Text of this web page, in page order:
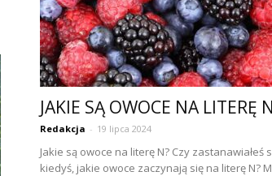
JAKIE SĄ OWOCE NA LITERĘ
Redakcja - 19 lipca 2024
Jakie są owoce na literę N? Czy zastanawiałeś
kiedyś, jakie owoce zaczynają się na literę N?